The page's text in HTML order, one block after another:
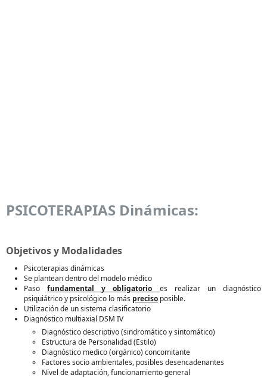
PSICOTERAPIAS Dinámicas:
Objetivos y Modalidades
Psicoterapias dinámicas
Se plantean dentro del modelo médico
Pasofundamental y obligatorio es realizar un diagnóstico
psiquiátrico y psicológico lo más preciso posible.
Utilización de un sistema clasificatorio
Diagnóstico multiaxial DSM IV
Diagnóstico descriptivo (sindromático y sintomático)
Estructura de Personalidad (Estilo)
Diagnóstico medico (orgánico) concomitante
Factores socio ambientales, posibles desencadenantes
Nivel de adaptación, funcionamiento general